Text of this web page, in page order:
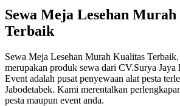
Sewa Meja Lesehan
Terbaik
Sewa Meja Lesehan Murah Kualitas
merupakan produk sewa dari CV.Surya Jaya
Event adalah pusat penyewaan alat pesta
Jabodetabek. Kami merentalkan
pesta maupun event anda.